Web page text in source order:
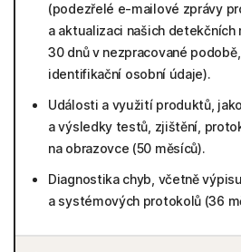
(podezřelé e-mailové zprávy
a aktualizaci našich detekčních
30 dnů v nezpracované
identifikační osobní údaje).
Události a využití produktů,
a výsledky testů, zjištění,
na obrazovce (50 měsíců).
Diagnostika chyb, včetně
a systémových protokolů (36